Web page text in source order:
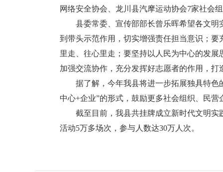
网络安全协会、龙川县汽摩运动协会7家社会
县委常委、宣传部部长曾乐晖希望各文
到带头示范作用，切实增强责任担当意识；
里走、往心里走；要坚持以人民为中心的发
加强交流协作，充分发挥好志愿者的作用，
据了解，今年我县将进一步拓展独具特色
中心+企业”的形式，鼓励更多社会组织、民
截至目前，我县共挂牌成立新时代文明实
活动5万多场次，参与人数达30万人次。